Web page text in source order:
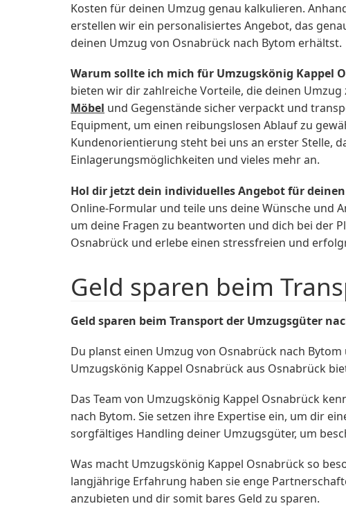
Kosten für deinen Umzug genau kalkulieren.
erstellen wir ein personalisiertes Angebot, das
deinen Umzug von Osnabrück nach Bytom erhältst.
Warum sollte ich mich für Umzugskönig Kappel
bieten wir dir zahlreiche Vorteile, die deinen
Möbel und Gegenstände sicher verpackt und
Equipment, um einen reibungslosen Ablauf zu
Kundenorientierung steht bei uns an erster Stelle,
Einlagerungsmöglichkeiten und vieles mehr an.
Hol dir jetzt dein individuelles Angebot für
Online-Formular und teile uns deine Wünsche
um deine Fragen zu beantworten und dich bei der
Osnabrück und erlebe einen stressfreien und
Geld sparen beim
Geld sparen beim Transport der Umzugsgüter
Du planst einen Umzug von Osnabrück nach
Umzugskönig Kappel Osnabrück aus Osnabrück
Das Team von Umzugskönig Kappel Osnabrück
nach Bytom. Sie setzen ihre Expertise ein, um dir
sorgfältiges Handling deiner Umzugsgüter, um
Was macht Umzugskönig Kappel Osnabrück so
langjährige Erfahrung haben sie enge
anzubieten und dir somit bares Geld zu sparen.